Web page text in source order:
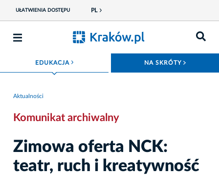
UŁATWIENIA DOSTĘPU PL
EDUKACJAROZWIŃ MENU NA SKRÓTY
Aktualności
Komunikat archiwalny
Zimowa oferta NCK:
teatr, ruch i kreatywność